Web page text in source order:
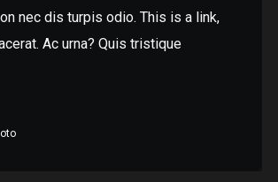
nec dis turpis odio. This is a link,
Ac urna? Quis tristique